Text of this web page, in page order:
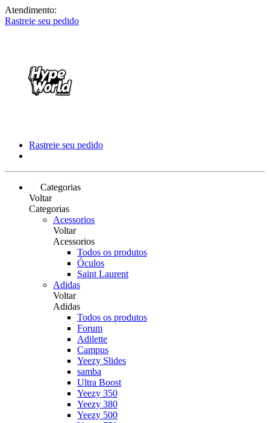
Atendimento:
Rastreie seu pedido
Rastreie seu pedido
Categorias
Voltar
Categorias
Acessorios
Voltar
Acessorios
Todos os produtos
Óculos
Saint Laurent
Adidas
Voltar
Adidas
Todos os produtos
Forum
Adilette
Campus
Yeezy Slides
samba
Ultra Boost
Yeezy 350
Yeezy 380
Yeezy 500